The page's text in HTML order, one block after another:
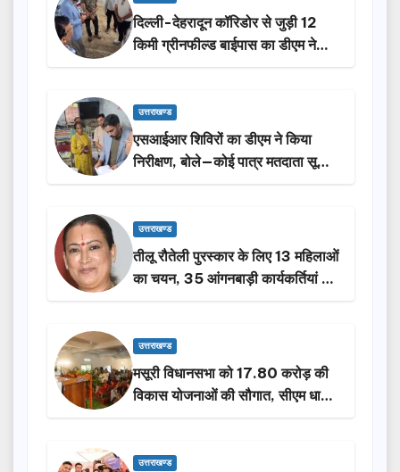
दिल्ली-देहरादून कॉरिडोर से जुड़ी 12
किमी ग्रीनफील्ड बाईपास का डीएम ने
किया निरीक्षण…
उत्तराखण्ड
एसआईआर शिविरों का डीएम ने किया
निरीक्षण, बोले—कोई पात्र मतदाता सूची
से न छूटे…
उत्तराखण्ड
तीलू रौतेली पुरस्कार के लिए 13 महिलाओं
का चयन, 35 आंगनबाड़ी कार्यकर्तियां भी
होंगी सम्मानित…
उत्तराखण्ड
मसूरी विधानसभा को 17.80 करोड़ की
विकास योजनाओं की सौगात, सीएम धामी
ने किया लोकार्पण-शिलान्यास.
उत्तराखण्ड